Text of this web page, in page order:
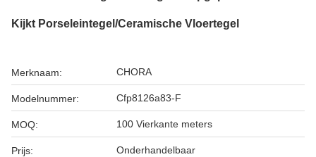
Kijkt Porseleintegel/Ceramische Vloertegel
Merknaam: CHORA
Modelnummer: Cfp8126a83-F
MOQ: 100 Vierkante meters
Prijs: Onderhandelbaar